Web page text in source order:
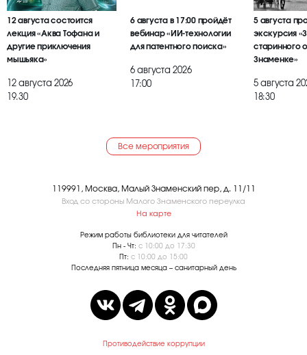
12 августа состоится
лекция «Аква Тофана и
другие приключения
мышьяка»
12 августа 2026
19.30
6 августа в 17:00 пройдёт
вебинар «ИИ-технологии
для патентного поиска»
6 августа 2026
17:00
5 августа
экскурсия
старинного
Знаменке»
5 августа
18:30
Все мероприятия
119991, Москва, Малый Знаменский пер, д. 11/11
Вход со стороны Малого Знаменского переулка
На карте
Режим работы библиотеки для читателей
Пн - Чт: с 10:00 до 17:30
Пт: с 10:00 до 15:00
Последняя пятница месяца – санитарный день
Противодействие коррупции